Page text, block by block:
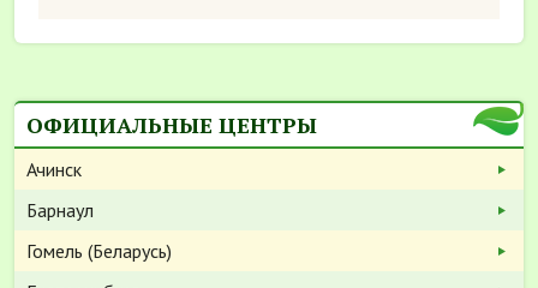
ОФИЦИАЛЬНЫЕ ЦЕНТРЫ
Ачинск
Барнаул
Гомель (Беларусь)